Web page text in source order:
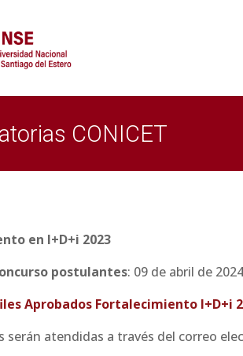
CONICET
en I+D+i 2023
postulantes: 09 de abril de
Aprobados Fortalecimiento I+D+i
serán atendidas a través del correo